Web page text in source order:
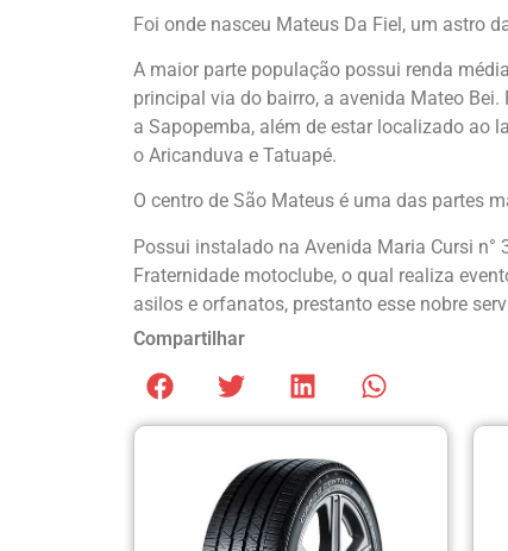
Foi onde nasceu Mateus Da Fiel, um astro
A maior parte população possui renda
principal via do bairro, a avenida Mateo
a Sapopemba, além de estar localizado ao
o Aricanduva e Tatuapé.
O centro de São Mateus é uma das partes
Possui instalado na Avenida Maria Cursi
Fraternidade motoclube, o qual realiza
asilos e orfanatos, prestanto esse nobre
Compartilhar